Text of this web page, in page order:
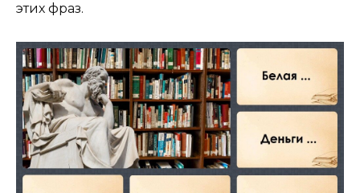
этих фраз.